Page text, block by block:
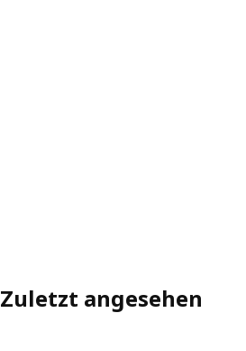
Zuletzt angesehen